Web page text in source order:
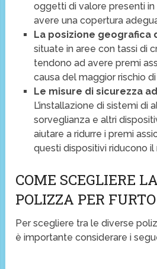
oggetti di valore presenti in
avere una copertura
La posizione geografica
situate in aree con tassi di
tendono ad avere premi
causa del maggior rischio
Le misure di sicurezza
L’installazione di sistemi di
sorveglianza e altri
aiutare a ridurre i premi
questi dispositivi riducono il
COME SCEGLIERE
POLIZZA PER
Per scegliere tra le diverse
è importante considerare i